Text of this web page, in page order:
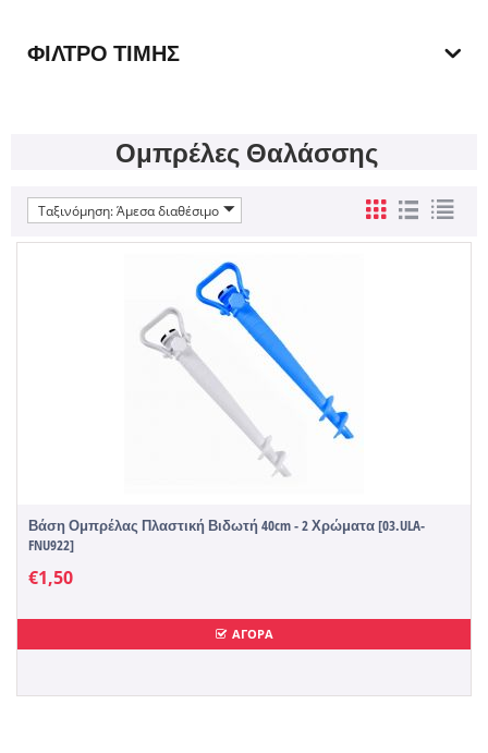
ΦΊΛΤΡΟ ΤΙΜΉΣ
Ομπρέλες Θαλάσσης
Ταξινόμηση: Άμεσα διαθέσιμο
Βάση Ομπρέλας Πλαστική Βιδωτή 40cm - 2 Χρώματα [03.ULA-
FNU922]
€1,50
ΑΓΟΡΑ